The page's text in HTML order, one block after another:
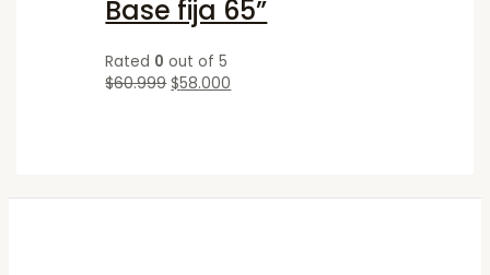
Base fija 65”
Rated 0 out of 5
$60.999 $58.000